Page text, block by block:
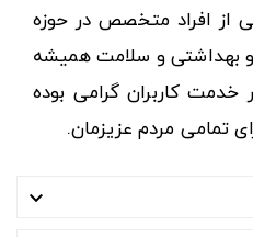
از افراد متخصص در حوزه
بهداشتی و سلامت همیشه
کاربران گرامی بوده
تمامی مردم عزیزمان.
